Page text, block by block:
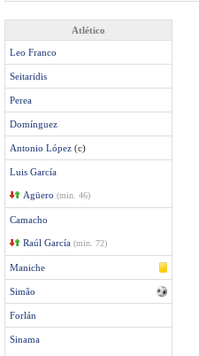
Atlético
Leo Franco
Seitaridis
Perea
Domínguez
Antonio López (c)
Luis García
Agüero (min. 46)
Camacho
Raúl García (min. 72)
Maniche
Simão
Forlán
Sinama